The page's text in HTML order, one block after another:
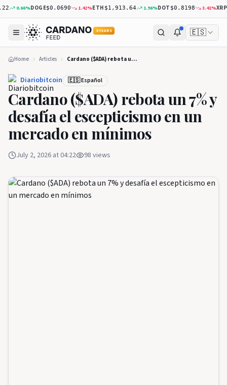
%DOGE$0.0690 1.42%ETH$1,913.64 1.96%DOT$0.8198 3.42%XRP$1.05
5 YEARS 🇪🇸
Home Articles Cardano ($ADA) rebota un 7% y desafía el escepticismo en un mercado en mínimos
Diariobitcoin 🇪🇸 Español
Cardano ($ADA) rebota un 7% y
desafía el escepticismo en un
mercado en mínimos
July 2, 2026 at 04:22 98 views